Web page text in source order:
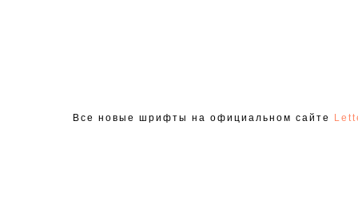
Все новые шрифты на официальном сайте